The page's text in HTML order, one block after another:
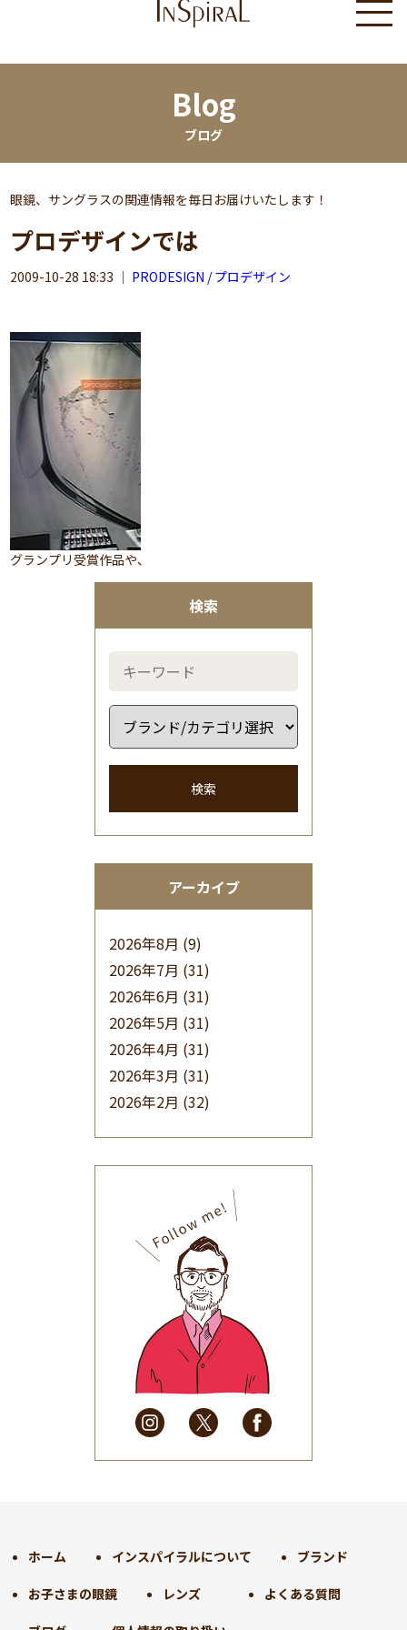
Blog
ブログ
検索
検索
アーカイブ
2026年8月 (9)
2026年7月 (31)
2026年6月 (31)
2026年5月 (31)
2026年4月 (31)
2026年3月 (31)
2026年2月 (32)
(32)
2025年9月(30)
2025年8月(31)
2025年7月(37)
2025年6月(48)
2025年5月
(41)
2025年4月
(32)
2025年3月(31)
2025年2月
(28)
2025年1月
(34)
2024年9月(30)
2024年7月(31)
眼鏡、サングラスの関連情報を毎日お届けいたします！
プロデザインでは
2009-10-28 18:33 ｜ PRODESIGN / プロデザイン
グランプリ受賞作品や、
ホーム インスパイラルについて ブランド
お子さまの眼鏡 レンズ よくある質問